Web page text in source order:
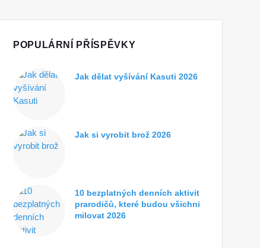
POPULÁRNÍ PŘÍSPĚVKY
Jak dělat vyšívání Kasuti 2026
Jak si vyrobit brož 2026
10 bezplatných denních aktivit
prarodičů, které budou všichni
milovat 2026